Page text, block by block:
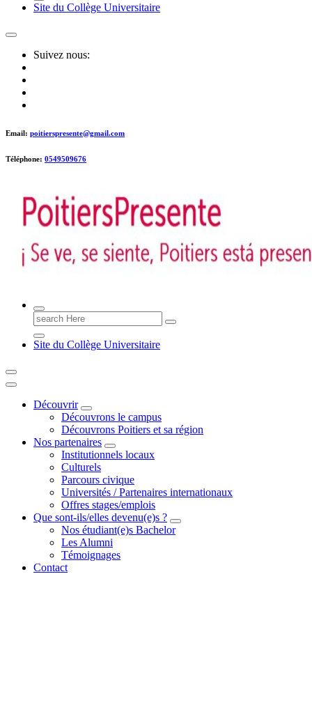
Site du Collège Universitaire
Suivez nous:
Email: poitierspresente@gmail.com
Téléphone: 0549509676
Poitiers presente !
Search
for:
Site du Collège Universitaire
Découvrir
Découvrons le campus
Découvrons Poitiers et sa région
Nos partenaires
Institutionnels locaux
Culturels
Parcours civique
Universités / Partenaires internationaux
Offres stages/emplois
Que sont-ils/elles devenu(e)s ?
Nos étudiant(e)s Bachelor
Les Alumni
Témoignages
Contact